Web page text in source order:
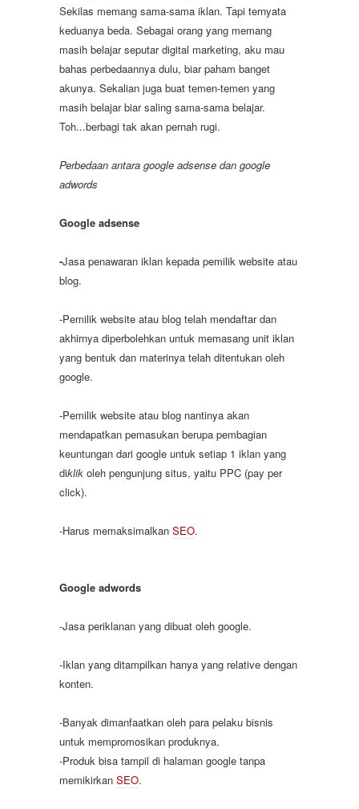
Sekilas memang sama-sama iklan. Tapi ternyata
keduanya beda. Sebagai orang yang memang
masih belajar seputar digital marketing, aku mau
bahas perbedaannya dulu, biar paham banget
akunya. Sekalian juga buat temen-temen yang
masih belajar biar saling sama-sama belajar.
Toh...berbagi tak akan pernah rugi.
Perbedaan antara google adsense dan google
adwords
Google adsense
-Jasa penawaran iklan kepada pemilik website atau
blog.
-Pemilik website atau blog telah mendaftar dan
akhirnya diperbolehkan untuk memasang unit iklan
yang bentuk dan materinya telah ditentukan oleh
google.
-Pemilik website atau blog nantinya akan
mendapatkan pemasukan berupa pembagian
keuntungan dari google untuk setiap 1 iklan yang
diklik oleh pengunjung situs, yaitu PPC (pay per
click).
-Harus memaksimalkan SEO.
Google adwords
-Jasa periklanan yang dibuat oleh google.
-Iklan yang ditampilkan hanya yang relative dengan
konten.
-Banyak dimanfaatkan oleh para pelaku bisnis
untuk mempromosikan produknya.
-Produk bisa tampil di halaman google tanpa
memikirkan SEO.